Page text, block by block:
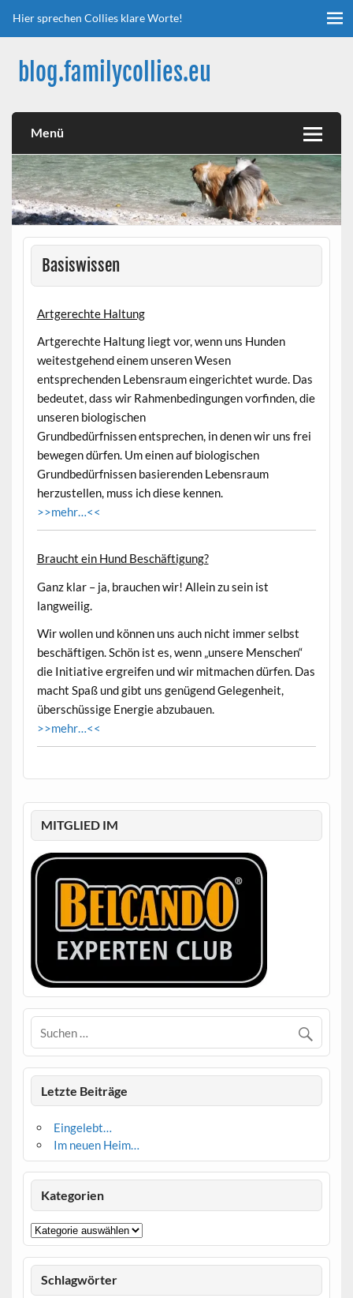
Hier sprechen Collies klare Worte!
blog.familycollies.eu
Menü
Basiswissen
Artgerechte Haltung
Artgerechte Haltung liegt vor, wenn uns Hunden
weitestgehend einem unseren Wesen
entsprechenden Lebensraum eingerichtet wurde. Das
bedeutet, dass wir Rahmenbedingungen vorfinden, die
unseren biologischen
Grundbedürfnissen entsprechen, in denen wir uns frei
bewegen dürfen. Um einen auf biologischen
Grundbedürfnissen basierenden Lebensraum
herzustellen, muss ich diese kennen.
>>mehr…<<
Braucht ein Hund Beschäftigung?
Ganz klar – ja, brauchen wir! Allein zu sein ist
langweilig.
Wir wollen und können uns auch nicht immer selbst
beschäftigen. Schön ist es, wenn „unsere Menschen“
die Initiative ergreifen und wir mitmachen dürfen. Das
macht Spaß und gibt uns genügend Gelegenheit,
überschüssige Energie abzubauen.
>>mehr…<<
MITGLIED IM
Letzte Beiträge
Eingelebt…
Im neuen Heim…
Kategorien
Kategorien
Schlagwörter